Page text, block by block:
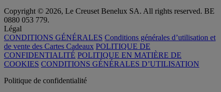
Copyright © 2026, Le Creuset Benelux SA. All rights reserved. BE
0880 053 779.
Légal
CONDITIONS GÉNÉRALES Conditions générales d’utilisation et
de vente des Cartes Cadeaux POLITIQUE DE
CONFIDENTIALITÉ POLITIQUE EN MATIÈRE DE
COOKIES CONDITIONS GÉNÉRALES D’UTILISATION
Politique de confidentialité